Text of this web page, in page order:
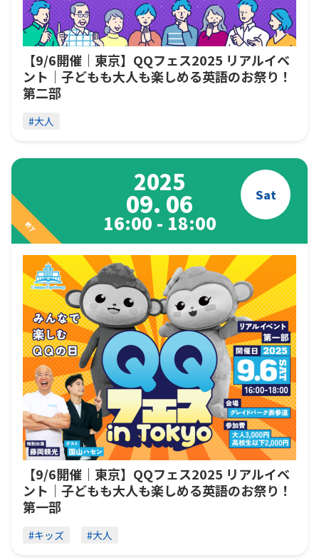
【9/6開催｜東京】QQフェス2025 リアルイベ
ント｜子どもも大人も楽しめる英語のお祭り！
第二部
#大人
【9/6開催｜東京】QQフェス2025 リアルイベ
ント｜子どもも大人も楽しめる英語のお祭り！
第一部
終了
2025
09. 06 Sat
16:00 - 18:00
#キッズ #大人